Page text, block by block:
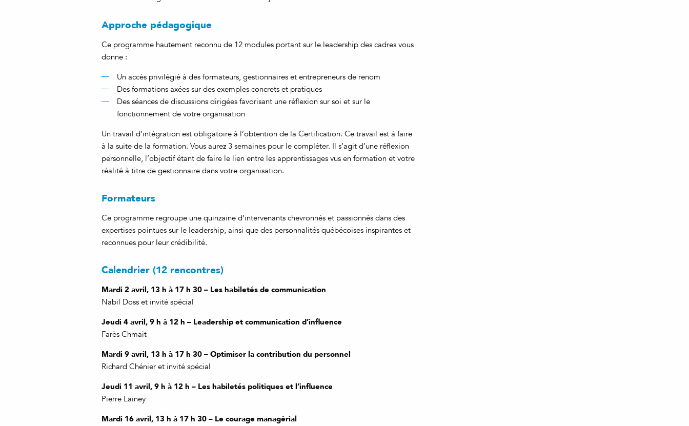
Approche pédagogique
Ce programme hautement reconnu de 12 modules portant sur le leadership des cadres vous
donne :
Un accès privilégié à des formateurs, gestionnaires et entrepreneurs de renom
Des formations axées sur des exemples concrets et pratiques
Des séances de discussions dirigées favorisant une réflexion sur soi et sur le
fonctionnement de votre organisation
Un travail d’intégration est obligatoire à l’obtention de la Certification. Ce travail est à faire
à la suite de la formation. Vous aurez 3 semaines pour le compléter. Il s’agit d’une réflexion
personnelle, l’objectif étant de faire le lien entre les apprentissages vus en formation et votre
réalité à titre de gestionnaire dans votre organisation.
Formateurs
Ce programme regroupe une quinzaine d’intervenants chevronnés et passionnés dans des
expertises pointues sur le leadership, ainsi que des personnalités québécoises inspirantes et
reconnues pour leur crédibilité.
Calendrier (12 rencontres)
Mardi 2 avril, 13 h à 17 h 30 – Les habiletés de communication
Nabil Doss et invité spécial
Jeudi 4 avril, 9 h à 12 h – Leadership et communication d’influence
Farès Chmait
Mardi 9 avril, 13 h à 17 h 30 – Optimiser la contribution du personnel
Richard Chénier et invité spécial
Jeudi 11 avril, 9 h à 12 h – Les habiletés politiques et l’influence
Pierre Lainey
Mardi 16 avril, 13 h à 17 h 30 – Le courage managérial